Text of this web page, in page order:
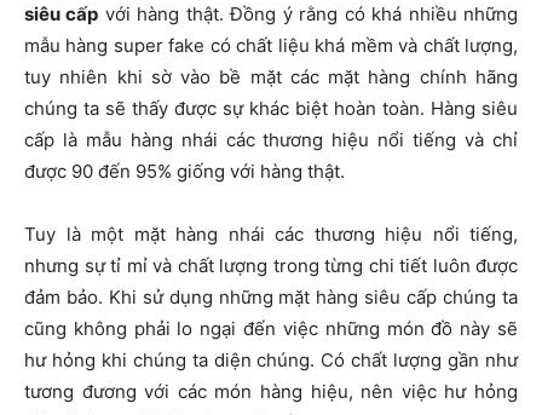
siêu cấp với hàng thật. Đồng ý rằng có khá nhiều những
mẫu hàng super fake có chất liệu khá mềm và chất lượng,
tuy nhiên khi sờ vào bề mặt các mặt hàng chính hãng
chúng ta sẽ thấy được sự khác biệt hoàn toàn. Hàng siêu
cấp là mẫu hàng nhái các thương hiệu nổi tiếng và chỉ
được 90 đến 95% giống với hàng thật.
Tuy là một mặt hàng nhái các thương hiệu nổi tiếng,
nhưng sự tỉ mỉ và chất lượng trong từng chi tiết luôn được
đảm bảo. Khi sử dụng những mặt hàng siêu cấp chúng ta
cũng không phải lo ngại đến việc những món đồ này sẽ
hư hỏng khi chúng ta diện chúng. Có chất lượng gần như
tương đương với các món hàng hiệu, nên việc hư hỏng